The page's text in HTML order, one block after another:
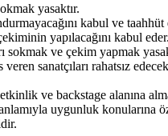
yasaktır.
kabul ve taahhüt
yapılacağını kabul eder.
sokmak ve çekim yapmak
sanatçıları rahatsız
ve backstage alanına
uygunluk